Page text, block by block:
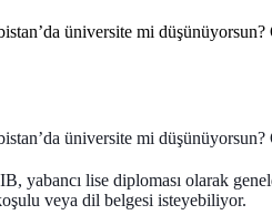
üniversite mi
üniversite mi düşünüyorsun?
yabancı lise diploması olarak
veya dil belgesi isteyebiliyor.